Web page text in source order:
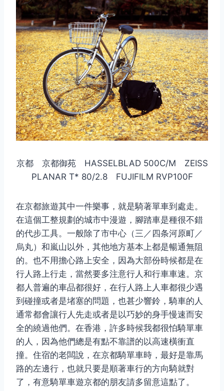
京都 京都御苑 HASSELBLAD 500C/M ZEISS
PLANAR T* 80/2.8 FUJIFILM RVP100F
在京都旅遊其中一件樂事，就是騎著單車到處走。
在這個工整規劃的城市中漫遊，腳踏車是種很不錯
的代步工具。一般除了市中心（三／四条河原町／
烏丸）和嵐山以外，其他地方基本上都是暢通無阻
的。也不用擔心路上安全，因為大部份時候都是在
行人路上行走，當然要多注意行人和行車車速。京
都人普遍的車品都很好，在行人路上人車都很少遇
到碰撞或者是堵塞的問題，也甚少響鈴，騎車的人
通常都會讓行人先走或者是以巧妙的身手慢速而安
全的繞過他們。在香港，許多時候我都很怕騎單車
的人，因為他們總是有點不靠譜的以高速橫衝直
撞。住宿的老闆說，在京都騎單車時，最好是靠馬
路的左邊行，也就只要是順著車行的方向騎就對
了，有意騎單車遊京都的朋友請多留意這點了。